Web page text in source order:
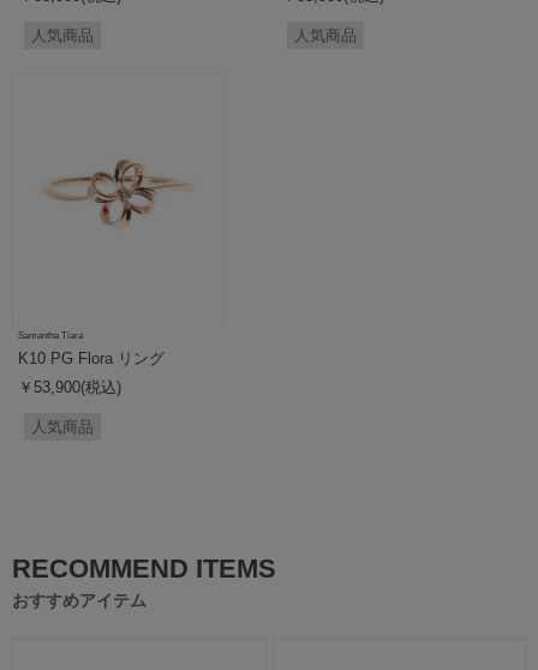
人気商品 人気商品
Samantha Tiara
K10 PG Flora リング
￥53,900(税込)
人気商品
RECOMMEND ITEMS
おすすめアイテム